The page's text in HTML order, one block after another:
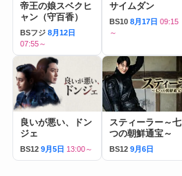
帝王の娘スベクヒ
ャン（守百香）
BSフジ 8月12日
07:55～
サイムダン
BS10 8月17日 09:15
～
良いが悪い、ドン
ジェ
BS12 9月5日 13:00～
スティーラー～七
つの朝鮮通宝～
BS12 9月6日